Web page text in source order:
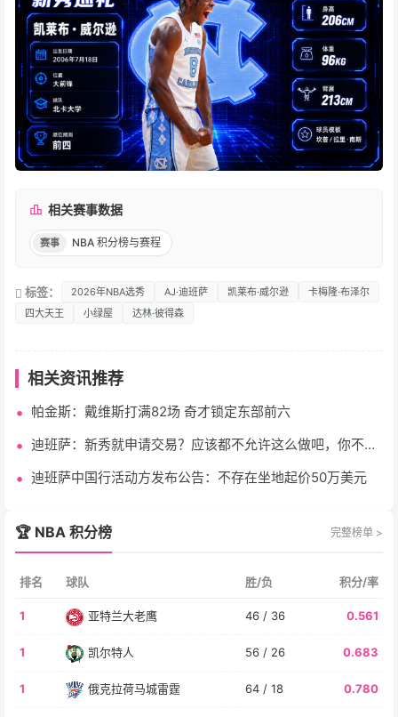
相关赛事数据
赛事 NBA 积分榜与赛程
标签： 2026年NBA选秀 AJ·迪班萨 凯莱布·威尔逊
卡梅隆·布泽尔
四大天王
小绿屋 达林·彼得森
相关资讯推荐
帕金斯：戴维斯打满82场 奇才锁定东部前六
迪班萨：新秀就申请交易？应该都不允许这么做吧，你不能
迪班萨中国行活动方发布公告：不存在坐地起价50万美元
🏆 NBA 积分榜 完整榜单 >
排名 球队 胜/负 积分/率
1 亚特兰大老鹰 46 / 36 0.561
1 凯尔特人 56 / 26 0.683
1 俄克拉荷马城雷霆 64 / 18 0.780